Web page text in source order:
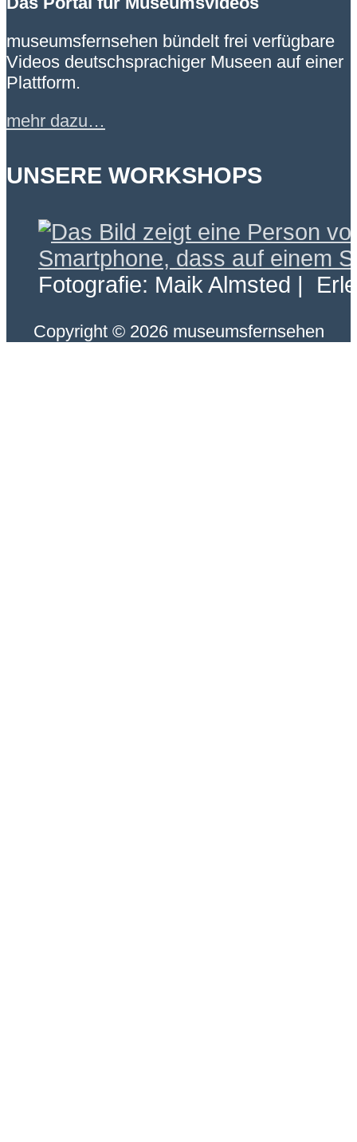
museumsfernsehen bündelt frei verfügbare
Videos deutschsprachiger Museen auf einer
Plattform.
mehr dazu…
UNSERE WORKSHOPS
Fotografie: Maik Almsted |
Copyright © 2026 museumsfernsehen